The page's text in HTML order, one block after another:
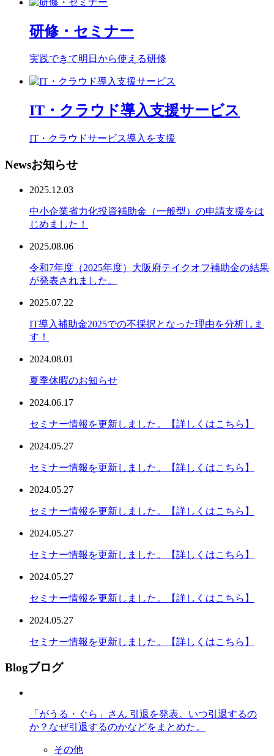
研修・セミナー
実践できて明日から使える研修
IT・クラウド導入支援サービス
IT・クラウドサービス導入を支援
Newsお知らせ
2025.12.03
中小企業省力化投資補助金（一般型）の申請支援をは
じめました！
2025.08.06
令和7年度（2025年度）大阪府テイクオフ補助金の結果
が発表されました。
2025.07.22
IT導入補助金2025での不採択となった理由を分析しま
す！
2024.08.01
夏季休暇のお知らせ
2024.06.17
セミナー情報を更新しました。【詳しくはこちら】
2024.05.27
セミナー情報を更新しました。【詳しくはこちら】
2024.05.27
セミナー情報を更新しました。【詳しくはこちら】
2024.05.27
セミナー情報を更新しました。【詳しくはこちら】
2024.05.27
セミナー情報を更新しました。【詳しくはこちら】
2024.05.27
セミナー情報を更新しました。【詳しくはこちら】
Blogブログ
「がうる・ぐら」さん 引退を発表。いつ引退するの
か？なぜ引退するのかなどをまとめた。
その他